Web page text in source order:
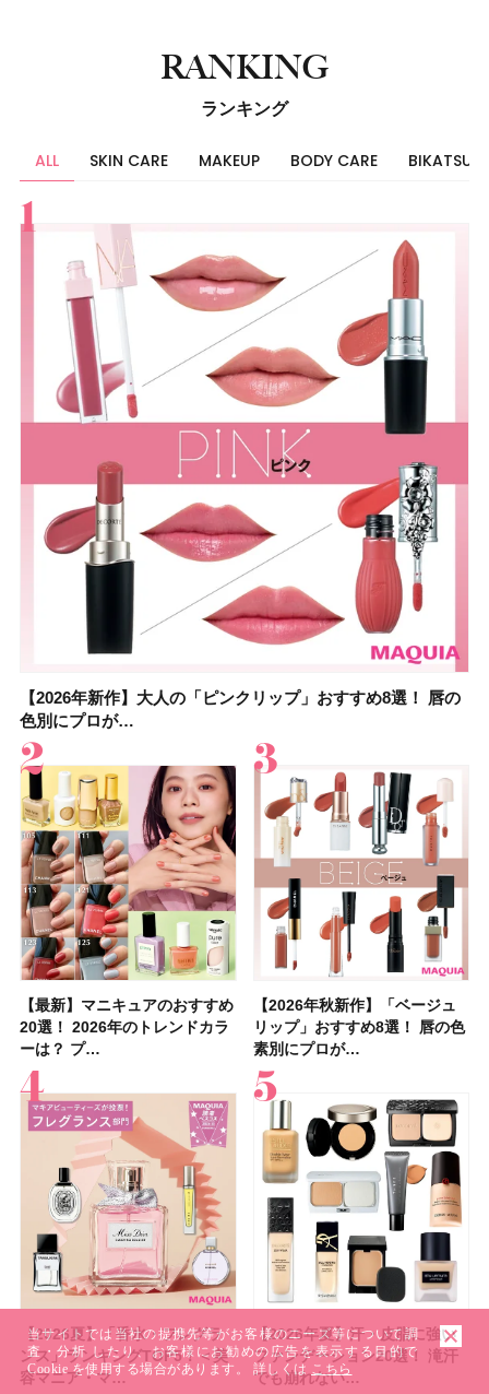
RANKING
ランキング
ALL SKIN CARE MAKEUP BODY CARE BIKATSU
すべて
【2026年新作】大人の「ピンクリップ」おすすめ8選！ 唇の
色別にプロが…
【最新】マニキュアのおすすめ
20選！ 2026年のトレンドカラ
ーは？ プ…
【2026年秋新作】「ベージュ
リップ」おすすめ8選！ 唇の色
素別にプロが…
【2026夏】「香水・フレグラ
ンス」ランキングTOP5！＜美
容マニア・マ…
【2026年夏】汗・皮脂に強い
ファンデーション20選！ 滝汗
でも崩れない…
スキンケア
【上田竜也さんのマイベストコスメ５選】大人になって開眼
したからこそ愛が深…
【2026年夏】汗に強い日焼け
止めのおすすめ13選！ 汗で塗
膜が強化され…
【石井美保さん】おすすめの
「ブライトニング」11選！ ス
キンケアからサプ…
【クリスマスコフレ2026】ク
リニークのホリデーコフレを一
挙紹介！ 人気…
【コスメデコルテ】ブランド最
高峰ラインから新作エイジング
ケアクリーム「A…
メイク
【2026年新作】大人の「ピンクリップ」おすすめ8選！ 唇の
色別にプロが…
【最新】マニキュアのおすすめ
20選！ 2026年のトレンドカラ
ーは？ プ…
【2026年秋新作】「ベージュ
リップ」おすすめ8選！ 唇の色
素別にプロが…
【2026年夏】汗・皮脂に強い
ファンデーション20選！ 滝汗
でも崩れない…
【崩れないフェイスパウダーの
塗り方】ブラシ？パフ？ 肌質
別メイクHOW …
ボディケア
【2026夏】「香水・フレグランス」ランキングTOP5！＜美
容マニア・マ…
【デパコスのネイルオイル10
選】プレゼントにおすすめ！ケ
ア効果、ビジュ、…
【2026年】ボディ用日焼け止
めUVのおすすめ20選！ この夏
注目の人気…
【2026夏】「リップケア」ラ
ンキングTOP5！＜美容マニア
集団・マキア…
【クリスマスコフレ2026】
BAUM（バウム）が誘う静寂の
香りの世界へ。…
美活
【2026夏】「歯磨き粉・オーラルケア」ランキングTOP5！
＜美容マニア…
【石井美保さんのおすすめお菓
子＆お茶10選】手土産にもぴっ
たり
【板野友美さんの美活】「最
近、下の歯の矯正を再開したん
です」オーラルケア…
【2026夏】「インナーケア・
サプリ」ランキングTOP5！＜
美容マニア集…
【おすすめダイエットサプリ８
選】食べすぎた日をサポート！
選び方＆糖質・脂…
ヘア
【2026年夏】40代におすすめの髪型30選！ 若く見える・手
入れが楽な…
【2026年夏】おすすめの髪型
36選！ショート・ボブ・ミディ
アム・ロング…
【2026年夏】小顔に見えるボ
ブの髪型37選！ レイヤー・切
りっぱなしな…
【最新】髪のうねり・広がり・
くせ毛におすすめのシャンプー
17選
【2026年】最新トレンド「ボ
ブ」13種類を徹底解説！ 定番
＆人気の髪型…
ライフスタイル
【鈴木えみさんの愛用品30選】コスメ・スキンケア・ヘアケ
アetc.お気に…
【読者プレゼント】羽の見えな
いハンディファン
「baramood」を3名様…
【2026年8月の一粒万倍日】お
すすめの開運コスメ＆美容アイ
テム10選！
【フォロー＆いいねで当たる】
中国割烹旅館 掬水亭の宿泊券
を1組2名様にプ…
【無印良品】スキンケア×衣料
素材の最強タッグで実現！ 着
るだけで保湿でき…
ビューティーズ
【キャンメイク】売切続出！先行発売中の「クリアヴェール
セッティングパウダ…
【セザンヌ】8/7新色追加！
「ウォータリーティントリップ
」10モモピュ…
【限定】&be「リップカラーデ
ュオ 01 ピンクベージュ」レビ
ュー｜落ち…
【全色レビュー】ケイト メロ
ウブラウンアイズ限定色追加！
イエベ・ブルベ別…
【スック2026新作】秋コレク
ションを全品スウォッチ&イエ
ベブルベ分け！
当サイトでは当社の提携先等がお客様のニーズ等について調
査・分析 したり、お客様にお勧めの広告を表示する目的で
Cookie を使用する場合があります。 詳しくは こちら